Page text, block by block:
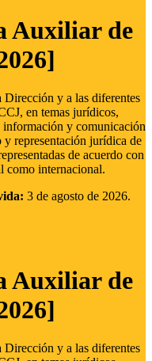
Auxiliar de
y a las diferentes
en temas jurídicos,
y comunicación
y representación jurídica de
de acuerdo con
como internacional.
3 de agosto de 2026.
Auxiliar de
y a las diferentes